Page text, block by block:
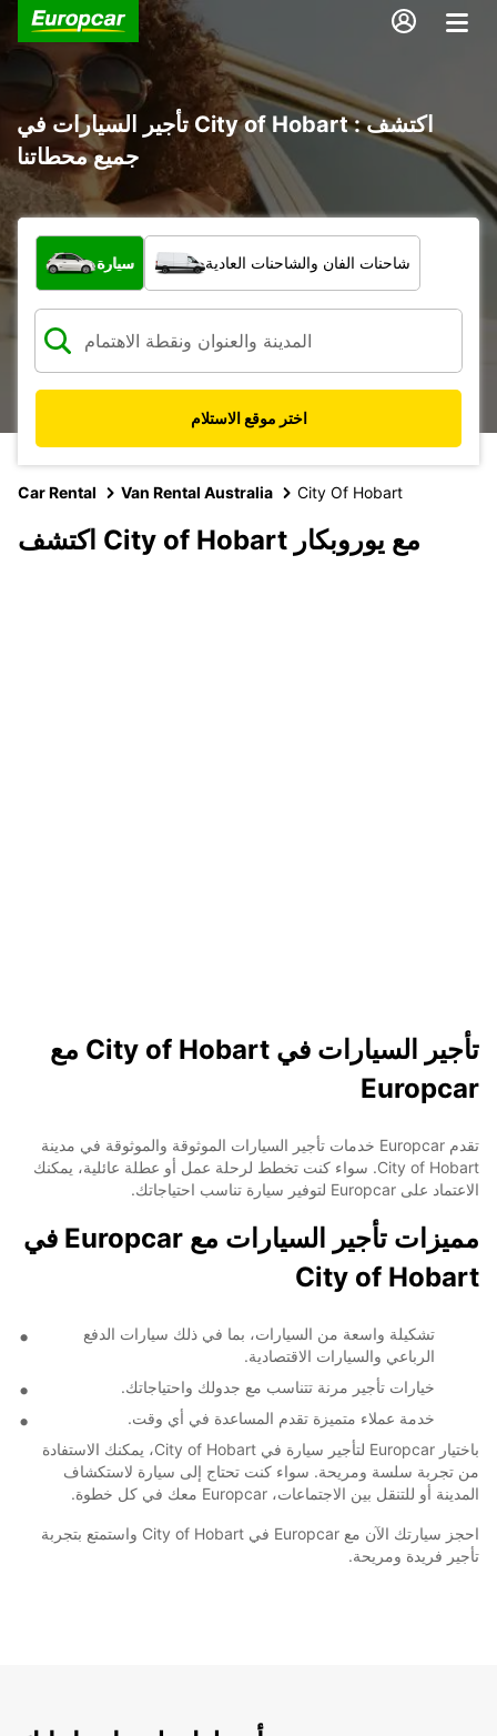
تأجير السيارات في City of Hobart : اكتشف
جميع محطاتنا
ما نوع المركبة؟
سيارة شاحنات الفان والشاحنات العادية
اختر موقع الاستلام
Car Rental Van Rental Australia City Of Hobart
اكتشف City of Hobart مع يوروبكار
تأجير السيارات في City of Hobart مع
Europcar
تقدم Europcar خدمات تأجير السيارات الموثوقة والموثوقة في مدينة
City of Hobart. سواء كنت تخطط لرحلة عمل أو عطلة عائلية، يمكنك
الاعتماد على Europcar لتوفير سيارة تناسب احتياجاتك.
مميزات تأجير السيارات مع Europcar في
City of Hobart
تشكيلة واسعة من السيارات، بما في ذلك سيارات الدفع
الرباعي والسيارات الاقتصادية.
خيارات تأجير مرنة تتناسب مع جدولك واحتياجاتك.
خدمة عملاء متميزة تقدم المساعدة في أي وقت.
باختيار Europcar لتأجير سيارة في City of Hobart، يمكنك الاستفادة
من تجربة سلسة ومريحة. سواء كنت تحتاج إلى سيارة لاستكشاف
المدينة أو للتنقل بين الاجتماعات، Europcar معك في كل خطوة.
احجز سيارتك الآن مع Europcar في City of Hobart واستمتع بتجربة
تأجير فريدة ومريحة.